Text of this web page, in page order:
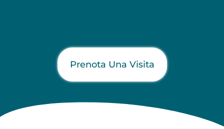
Prenota Una Visita